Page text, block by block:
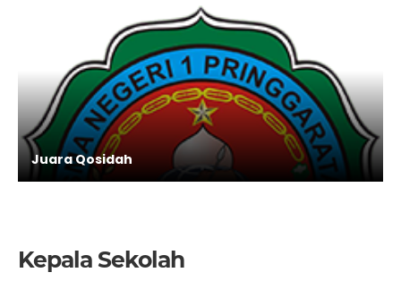
Juara Qosidah
Kepala Sekolah